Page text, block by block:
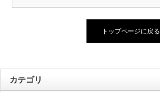
トップページに戻る
カテゴリ